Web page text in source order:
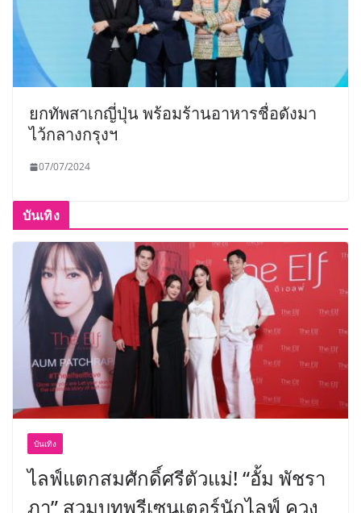
ยกทัพสาเกญี่ปุ่น พร้อมร้านอาหารชื่อดังมา
ไว้กลางกรุงฯ
07/07/2024
บันเทิง
บันเทิง
ไลฟ์แตกสมศักดิ์ศรีตัวแม่! “อั้ม พัชรา
ภา” สวมบทพรีเซนเตอร์นักไลฟ์ ควง